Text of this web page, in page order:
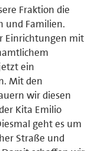
Fraktion die
und Familien.
Einrichtungen mit
ein
Mit den
wir diesen
Kita Emilio
geht es um
Straße und